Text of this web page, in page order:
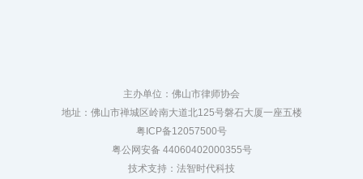
主办单位：佛山市律师协会
地址：佛山市禅城区岭南大道北125号磐石大厦一座五楼
粤ICP备12057500号
粤公网安备 44060402000355号
技术支持：法智时代科技